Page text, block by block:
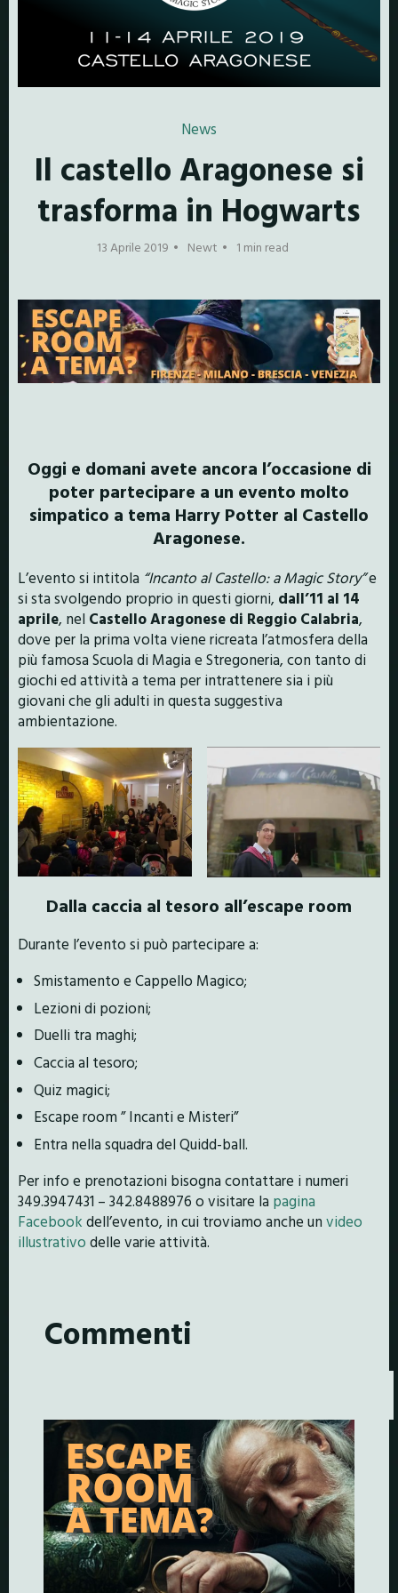
News
Il castello Aragonese si
trasforma in Hogwarts
13 Aprile 2019 Newt 1 min read
Oggi e domani avete ancora l’occasione di
poter partecipare a un evento molto
simpatico a tema Harry Potter al Castello
Aragonese.
L’evento si intitola “Incanto al Castello: a Magic Story”e
si sta svolgendo proprio in questi giorni, dall’11 al 14
aprile, nel Castello Aragonese di Reggio Calabria,
dove per la prima volta viene ricreata l’atmosfera della
più famosa Scuola di Magia e Stregoneria, con tanto di
giochi ed attività a tema per intrattenere sia i più
giovani che gli adulti in questa suggestiva
ambientazione.
Dalla caccia al tesoro all’escape room
Durante l’evento si può partecipare a:
Smistamento e Cappello Magico;
Lezioni di pozioni;
Duelli tra maghi;
Caccia al tesoro;
Quiz magici;
Escape room ” Incanti e Misteri”
Entra nella squadra del Quidd-ball.
Per info e prenotazioni bisogna contattare i numeri
349.3947431 – 342.8488976 o visitare la pagina
Facebook dell’evento, in cui troviamo anche un video
illustrativo delle varie attività.
Commenti